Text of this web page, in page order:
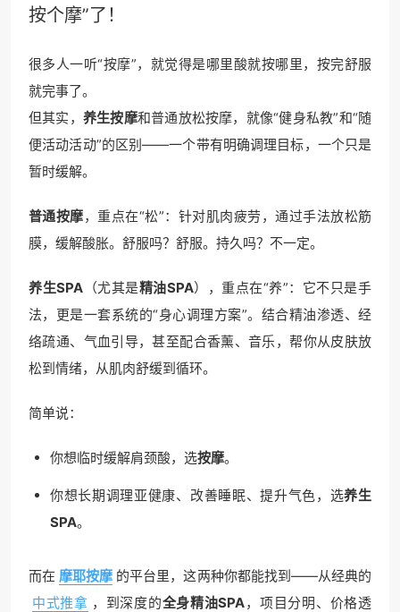
按个摩”了！
很多人一听“按摩”，就觉得是哪里酸就按哪里，按完舒服
就完事了。
但其实， 养生按摩和普通放松按摩，就像“健身私教”和“随
便活动活动”的区别——一个带有明确调理目标，一个只是
暂时缓解。
普通按摩，重点在“松”：针对肌肉疲劳，通过手法放松筋
膜，缓解酸胀。舒服吗？舒服。持久吗？不一定。
养生SPA （尤其是精油SPA），重点在“养”：它不只是手
法，更是一套系统的“身心调理方案”。结合精油渗透、经
络疏通、气血引导，甚至配合香薰、音乐，帮你从皮肤放
松到情绪，从肌肉舒缓到循环。
简单说：
你想临时缓解肩颈酸，选按摩。
你想长期调理亚健康、改善睡眠、提升气色，选养生
SPA。
而在 摩耶按摩 的平台里，这两种你都能找到——从经典的
中式推拿 ，到深度的全身精油SPA，项目分明、价格透